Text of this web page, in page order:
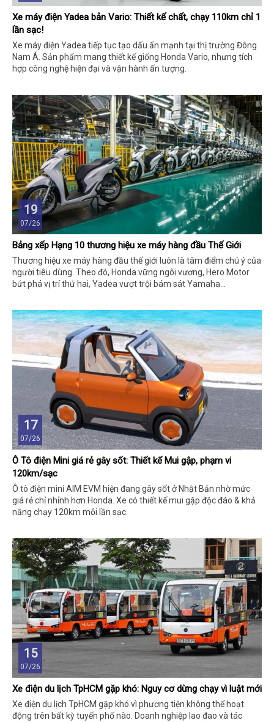
Xe máy điện Yadea bản Vario: Thiết kế chất, chạy 110km chỉ 1
lần sạc!
Xe máy điện Yadea tiếp tục tạo dấu ấn mạnh tại thị trường Đông
Nam Á. Sản phẩm mang thiết kế giống Honda Vario, nhưng tích
hợp công nghệ hiện đại và vận hành ấn tượng.
19
07/26
Bảng xếp Hạng 10 thương hiệu xe máy hàng đầu Thế Giới
Thương hiệu xe máy hàng đầu thế giới luôn là tâm điểm chú ý của
người tiêu dùng. Theo đó, Honda vững ngôi vương, Hero Motor
bứt phá vị trí thứ hai, Yadea vượt trội bám sát Yamaha…
17
07/26
Ô Tô điện Mini giá rẻ gây sốt: Thiết kế Mui gập, phạm vi
120km/sạc
Ô tô điện mini AIM EVM hiện đang gây sốt ở Nhật Bản nhờ mức
giá rẻ chỉ nhỉnh hơn Honda. Xe có thiết kế mui gập độc đáo & khả
năng chạy 120km mỗi lần sạc.
15
07/26
Xe điện du lịch TpHCM gặp khó: Nguy cơ dừng chạy vì luật mới
Xe điện du lịch TpHCM gặp khó vì phương tiện không thể hoạt
động trên bất kỳ tuyến phố nào. Doanh nghiệp lao đao và tác